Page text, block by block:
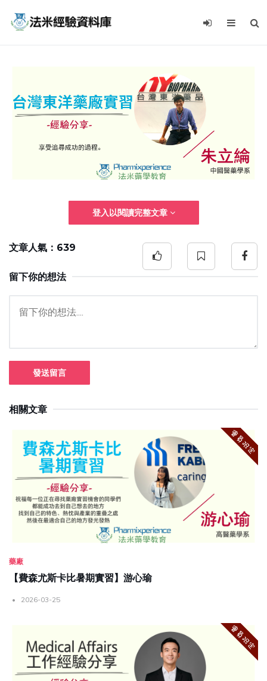
登入以閱讀完整文章
文章人氣：639
留下你的想法
發送留言
相關文章
藥廠
【費森尤斯卡比暑期實習】游心瑜
2026-03-25